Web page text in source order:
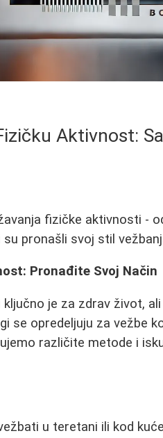
Aktivnost:
fizičke aktivnosti -
pronašli svoj stil
Pronađite Svoj Način
je za zdrav život,
se opredeljuju za vežbe
različite metode i
u teretani ili kod